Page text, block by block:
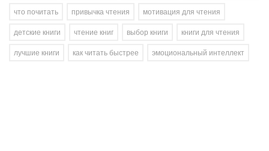
что почитать
привычка чтения
мотивация для чтения
детские книги
чтение книг выбор книги
книги для чтения
лучшие книги
как читать быстрее эмоциональный интеллект